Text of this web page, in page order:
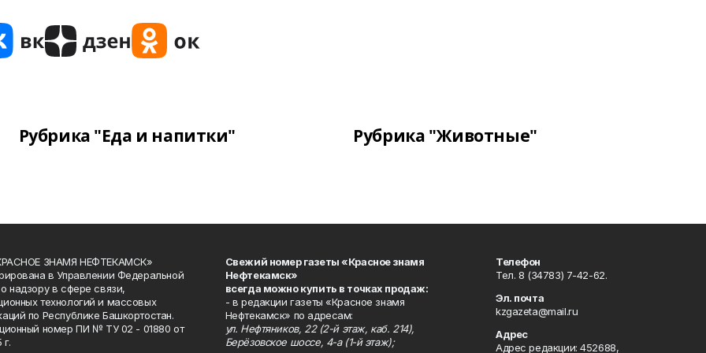
Рубрика "Еда и напитки" Рубрика "Животные"
ЗНАМЯ НЕФТЕКАМСК»
в Управлении Федеральной
надзору в сфере связи,
технологий и массовых
по Республике Башкортостан.
номер ПИ № ТУ 02 - 01880 от
г.
Свежий номер газеты «Красное знамя
Нефтекамск»
всегда можно купить в точках продаж:
- в редакции газеты «Красное знамя
Нефтекамск» по адресам:
ул. Нефтяников, 22 (2-й этаж, каб. 214),
Берёзовское шоссе, 4-а (1-й этаж);
Телефон
Тел. 8 (34783) 7-42-62.
Эл. почта
kzgazeta@mail.ru
Адрес
Адрес редакции: 452688,